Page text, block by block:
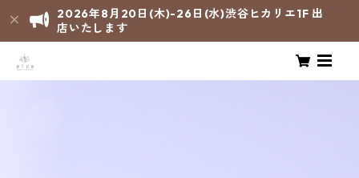
2026年8月20日(木)-26日(水)渋谷ヒカリエ1F 出
店いたします